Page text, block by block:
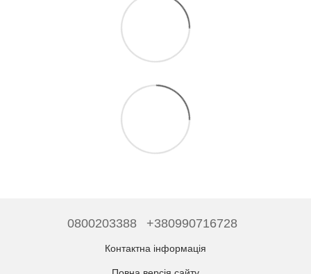
0800203388 +380990716728
Контактна інформація